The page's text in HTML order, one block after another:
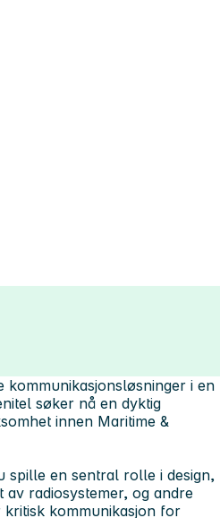
kommunikasjonsløsninger i en
søker nå en dyktig
innen Maritime &
spille en sentral rolle i design,
radiosystemer, og andre
kommunikasjon for